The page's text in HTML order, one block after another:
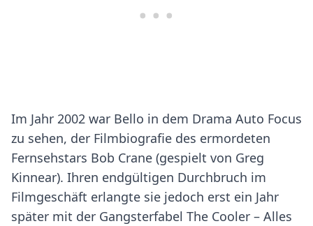
Im Jahr 2002 war Bello in dem Drama Auto Focus
zu sehen, der Filmbiografie des ermordeten
Fernsehstars Bob Crane (gespielt von Greg
Kinnear). Ihren endgültigen Durchbruch im
Filmgeschäft erlangte sie jedoch erst ein Jahr
später mit der Gangsterfabel The Cooler – Alles